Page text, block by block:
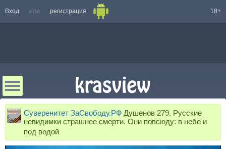
Вход или регистрация 18+
Суверенитет ЗаСвободу.РФ Душенов 279. Русские
невидимки страшнее смерти. Они повсюду: в небе и
под водой